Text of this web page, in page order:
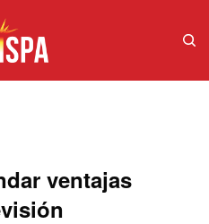
ventajas